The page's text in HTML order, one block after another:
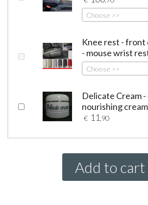
Choose >>
Knee rest -
- mouse wrist
Choose >>
Delicate Cream
nourishing
€ 11 ,90
Add to cart